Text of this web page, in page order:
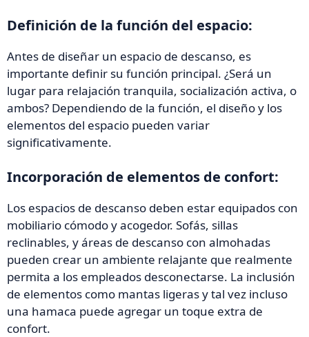
Definición de la función del espacio:
Antes de diseñar un espacio de descanso, es
importante definir su función principal. ¿Será un
lugar para relajación tranquila, socialización activa, o
ambos? Dependiendo de la función, el diseño y los
elementos del espacio pueden variar
significativamente.
Incorporación de elementos de confort:
Los espacios de descanso deben estar equipados con
mobiliario cómodo y acogedor. Sofás, sillas
reclinables, y áreas de descanso con almohadas
pueden crear un ambiente relajante que realmente
permita a los empleados desconectarse. La inclusión
de elementos como mantas ligeras y tal vez incluso
una hamaca puede agregar un toque extra de
confort.